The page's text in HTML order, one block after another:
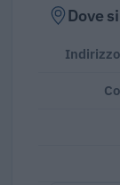
Dove